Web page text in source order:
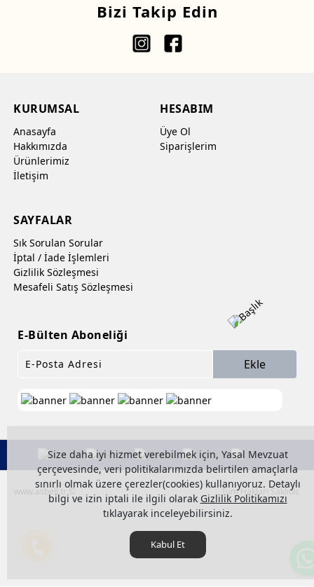
Size daha iyi hizmet verebilmek için, Yasal Mevzuat
çerçevesinde, veri politikalarımızda belirtilen amaçlarla
sınırlı olmak üzere çerezler(cookies) kullanıyoruz. Detaylı
bilgi ve izin iptali ile ilgili olarak Gizlilik Politikamızı
tıklayarak inceleyebilirsiniz.
Kabul Et
Bizi Takip Edin
KURUMSAL
Anasayfa
Hakkımızda
Ürünlerimiz
İletişim
HESABIM
Üye Ol
Siparişlerim
SAYFALAR
Sık Sorulan Sorular
İptal / İade İşlemleri
Gizlilik Sözleşmesi
Mesafeli Satış Sözleşmesi
E-Bülten Aboneliği
Ekle
www.asbell.tr © Tüm Hakları Saklıdır.